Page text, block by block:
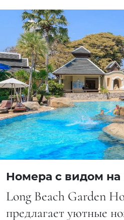
Номера с видом
Long Beach Garden
предлагает уютные